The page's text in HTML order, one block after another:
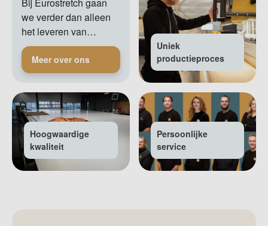
we verder dan alleen
het leveren van…
Meer over ons
Uniek
productieproces
Hoogwaardige
kwaliteit
Persoonlijke
service